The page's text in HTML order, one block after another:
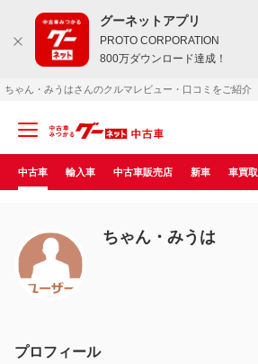
グーネットアプリ
PROTO CORPORATION
800万ダウンロード達成！
ちゃん・みうはさんのクルマレビュー・口コミをご紹介
中古車 輸入車 中古車販売店 新車 車買取
ちゃん・みうは
プロフィール